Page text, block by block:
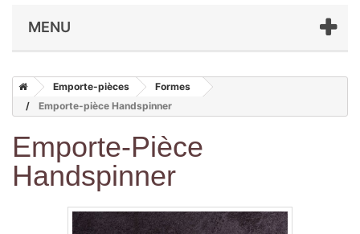
MENU
Emporte-pièces
Formes
Emporte-pièce Handspinner
Emporte-Pièce
Handspinner